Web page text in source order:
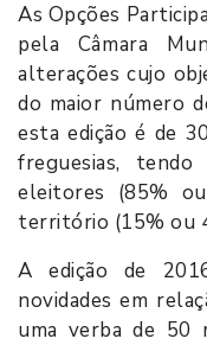
As Opções
pela Câmara
alterações cujo
do maior número
esta edição é de
freguesias,
eleitores (85%
território (15% ou
A edição de
novidades em
uma verba de 50